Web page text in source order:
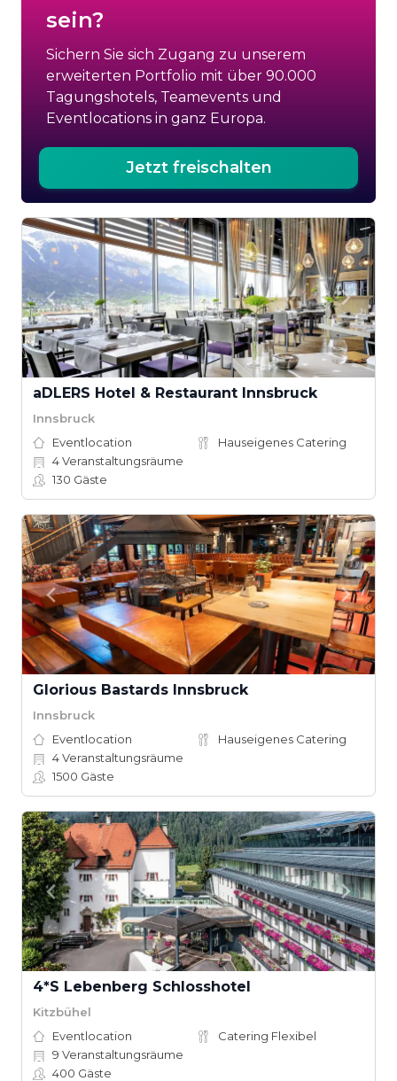
sein?
Sichern Sie sich Zugang zu unserem
erweiterten Portfolio mit über 90.000
Tagungshotels, Teamevents und
Eventlocations in ganz Europa.
Jetzt freischalten
aDLERS Hotel & Restaurant Innsbruck
Innsbruck
Eventlocation
Hauseigenes Catering
4Veranstaltungsräume
130 Gäste
Glorious Bastards Innsbruck
Innsbruck
Eventlocation
Hauseigenes Catering
4Veranstaltungsräume
1500 Gäste
4*S Lebenberg Schlosshotel
Kitzbühel
Eventlocation
Catering Flexibel
9 Veranstaltungsräume
400 Gäste